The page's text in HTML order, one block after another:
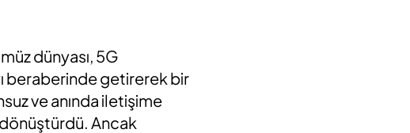
dünyası, 5G
beraberinde getirerek bir
ve anında iletişime
Ancak